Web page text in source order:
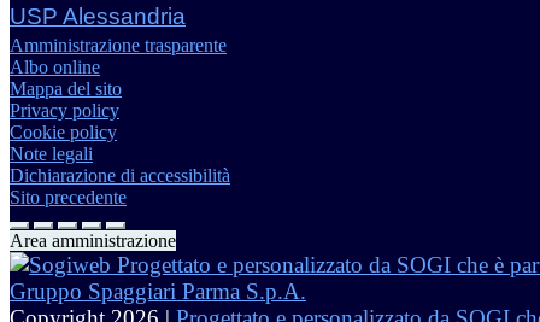
USP Alessandria
Amministrazione trasparente
Albo online
Mappa del sito
Privacy policy
Cookie policy
Note legali
Dichiarazione di accessibilità
Sito precedente
Area amministrazione